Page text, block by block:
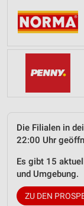
Die Filialen in
22:00 Uhr
Es gibt 15
und Umgebung.
ZU DEN